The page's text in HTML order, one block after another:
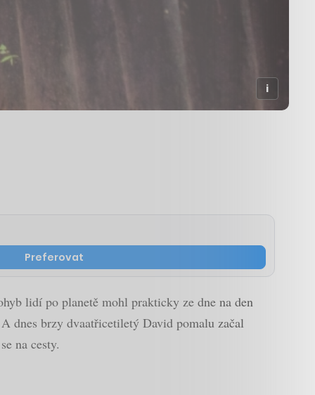
Preferovat
lidí po planetě mohl prakticky ze dne na den
dnes brzy dvaatřicetiletý David pomalu začal
na cesty.